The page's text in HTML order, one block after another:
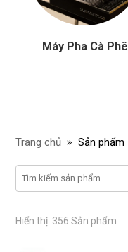
Máy Pha Cà Phê
Trang chủ Sản phẩm
Hiển thị: 356 Sản phẩm